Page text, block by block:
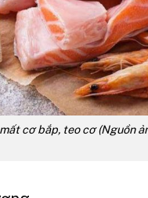
cơ bắp, teo cơ (Nguồn